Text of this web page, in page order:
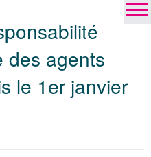
des agents
le 1er janvier